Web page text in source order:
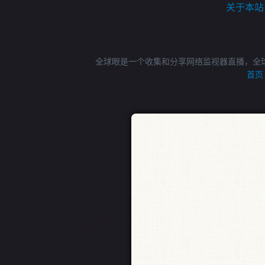
关于本站
全球眼是一个收集和分享网络监视器直播，
首页